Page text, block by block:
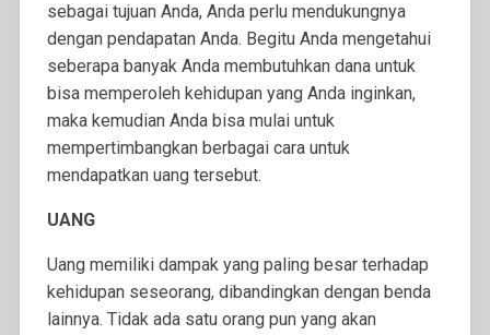
sebagai tujuan Anda, Anda perlu mendukungnya
dengan pendapatan Anda. Begitu Anda mengetahui
seberapa banyak Anda membutuhkan dana untuk
bisa memperoleh kehidupan yang Anda inginkan,
maka kemudian Anda bisa mulai untuk
mempertimbangkan berbagai cara untuk
mendapatkan uang tersebut.
UANG
Uang memiliki dampak yang paling besar terhadap
kehidupan seseorang, dibandingkan dengan benda
lainnya. Tidak ada satu orang pun yang akan